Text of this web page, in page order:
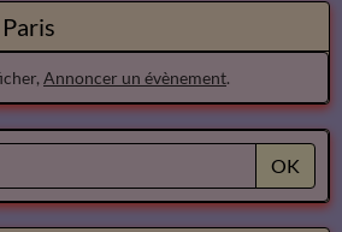
Annoncer un évènement.
OK